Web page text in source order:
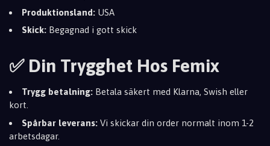
Produktionsland: USA
Skick: Begagnad i gott skick
✅ Din Trygghet Hos Femix
Trygg betalning: Betala säkert med Klarna, Swish eller
kort.
Spårbar leverans: Vi skickar din order normalt inom 1-2
arbetsdagar.